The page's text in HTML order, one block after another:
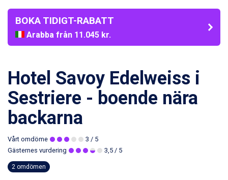
BOKA TIDIGT-RABATT
Arabba från 11.045 kr.
La Thuile från 7.045 kr.
Bad Hofgastein från 8.595 kr.
Saalbach från 9.445 kr.
Sölden från 12.995 kr.
Champoluc från 5.945 kr.
Sestriere från 6.945 kr.
Ischgl från 11.295 kr.
Wagrain från 7.095 kr.
Fieberbrunn från 9.645 kr.
Val Thorens från 8.395 kr.
Hotel Savoy Edelweiss i
Sestriere - boende nära
backarna
Vårt omdöme 3 / 5
Gästernes vurdering
3,5 / 5
2 omdömen